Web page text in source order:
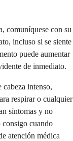
comuníquese con su
incluso si se siente
puede aumentar
de inmediato.
intenso,
respirar o cualquier
síntomas y no
cuando
atención médica